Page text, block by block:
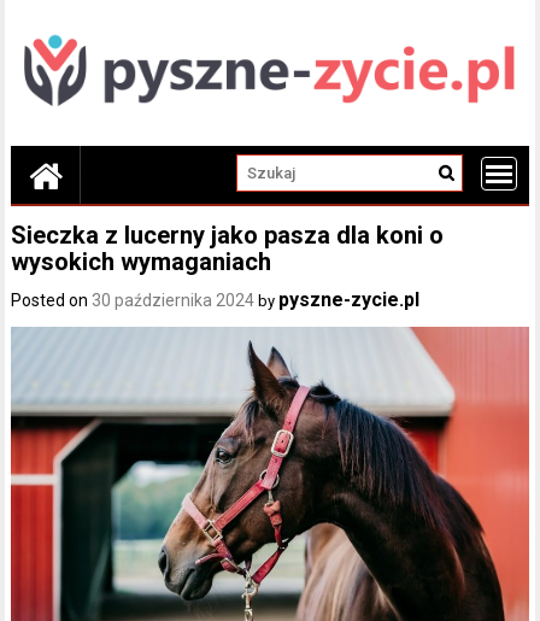
content
Sieczka z lucerny jako pasza dla koni o
wysokich wymaganiach
Posted on 30 października 2024 by pyszne-zycie.pl